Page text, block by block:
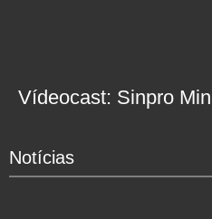
Vídeocast: Sinpro
Notícias